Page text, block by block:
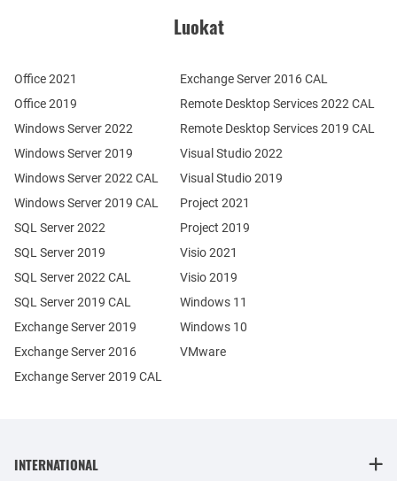
Luokat
Office 2021
Office 2019
Windows Server 2022
Windows Server 2019
Exchange Server 2019
Exchange Server 2016
SQL Server 2022
SQL Server 2019
Windows Server 2022 CAL
Windows Server 2019 CAL
SQL Server 2022 CAL
SQL Server 2019 CAL
Remote Desktop Services 2022 CAL
Remote Desktop Services 2019 CAL
Exchange Server 2019 CAL
Exchange Server 2016 CAL
Visual Studio 2022
Visual Studio 2019
Project 2021
Project 2019
Visio 2021
Visio 2019
Windows 11
Windows 10
VMware
INTERNATIONAL